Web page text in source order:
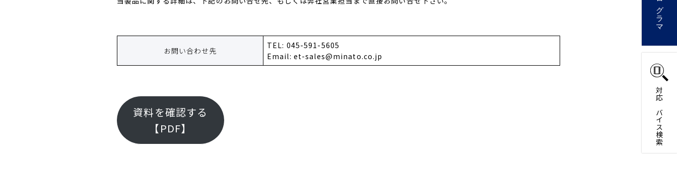
お問い合わせ先
TEL: 045-591-5605
Email: et-sales@minato.co.jp
資料を確認する
【PDF】
対応デバイス検索